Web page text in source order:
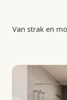
Van strak en